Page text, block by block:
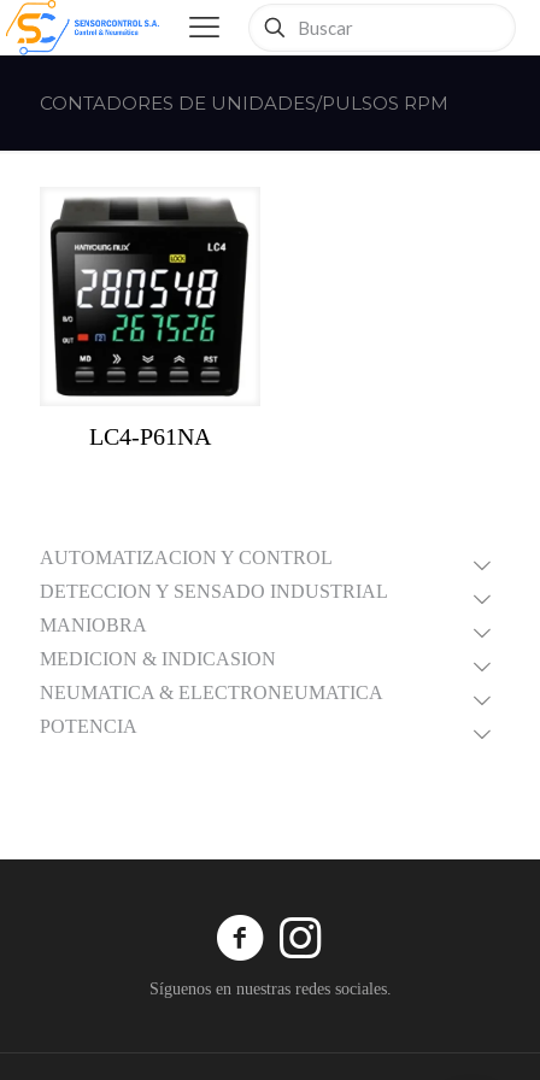
CONTADORES DE UNIDADES/PULSOS RPM
LC4-P61NA
AUTOMATIZACION Y CONTROL
DETECCION Y SENSADO INDUSTRIAL
MANIOBRA
MEDICION & INDICASION
NEUMATICA & ELECTRONEUMATICA
POTENCIA
Síguenos en nuestras redes sociales.